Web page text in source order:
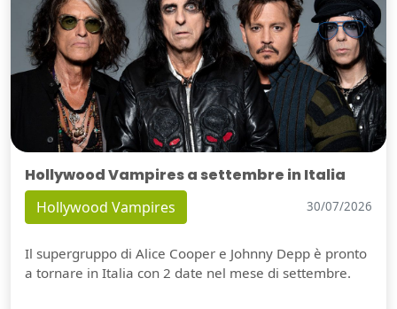
Hollywood Vampires a settembre in Italia
Hollywood Vampires 30/07/2026
Il supergruppo di Alice Cooper e Johnny Depp è pronto
a tornare in Italia con 2 date nel mese di settembre.